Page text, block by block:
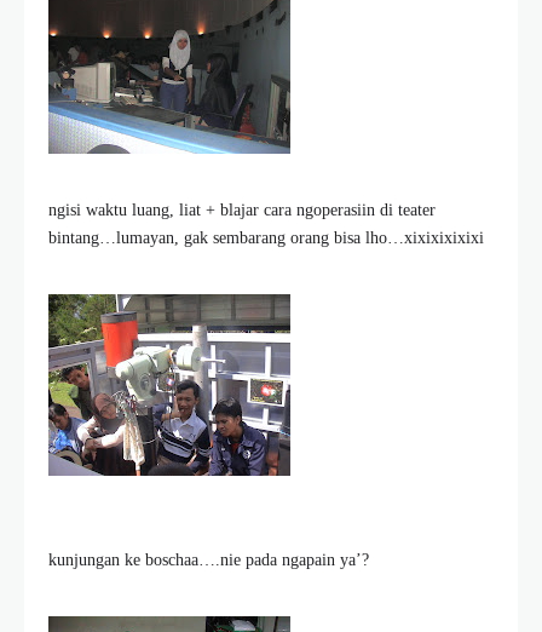
ngisi waktu luang, liat + blajar cara ngoperasiin di teater
bintang…lumayan, gak sembarang orang bisa lho…xixixixixixi
kunjungan ke boschaa….nie pada ngapain ya’?